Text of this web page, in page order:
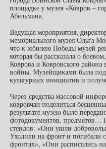
площадке у музея «Ковров –
Абельмана.
Ведущая мероприятия,
мемориального музея Ольга
что к юбилею Победы музей
которая бы рассказала о
Коврова и Ковровского
войны. Музейщиками была
культурных инициатив и
Через средства массовой
ковровчан поделиться
результате музею было
фотодокументов, предметов…
стендов: «Они ушли
Уходили на фронт и погибали
фронтах», «Они расписались